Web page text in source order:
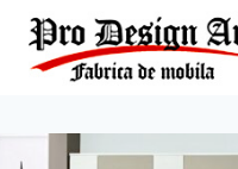
Skip
content